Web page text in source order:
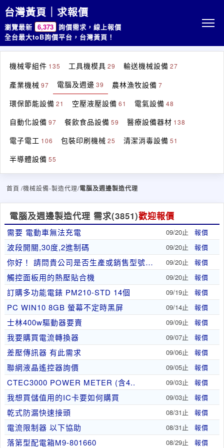
台灣黃頁｜求報價
瀏覽最新 6,373 詢價需求，線上報價
全台最大toB詢價平台，台灣黃頁！
機械零組件 135 工具機模具 29 輸送機械設備 27
產業機械 97 電腦及週邊 39 農林漁牧設備 7
環保節能設備 21 空壓液壓設備 61 電氣設備 48
自動化設備 97 餐飲食品設備 59 醫療設備器材 138
電子電工 106 包裝印刷機械 25 清潔消毒設備 51
半導體設備 55
首頁 /機械設備-製造代理/電腦及週邊製造代理
電腦及週邊製造代理 需求(3851)歡迎報價
需要 電動車無法充電 09/20止 報價
波段開關,30度,2進制碼 09/20止 報價
你好！ 請問貴公司是否生產或銷售型號為 HS-5.. 09/20止 報價
觸控面板用的熱壓貼合機 09/20止 報價
訂購多功能電錶 PM210-STD 14個 09/19止 報價
PC WIN10 8GB 螢幕不定時黑屏 09/14止 報價
士林400w驅動器要賣 09/09止 報價
我要購買電流轉換器 09/07止 報價
差壓傳訊器 有此需求 09/06止 報價
聯網液晶遙控器詢價 09/05止 報價
CTEC3000 POWER METER (含4.. 09/03止 報價
我想買儲值用的IC卡要如何購買 09/03止 報價
乾式防漏快速接頭 08/31止 報價
電流限制器 以下協助 08/31止 報價
落第型配電箱M9-801660 08/29止 報價